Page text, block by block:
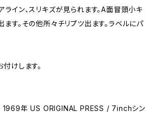
イン、スリキズが見られます。A面冒頭小キ
ます。その他所々チリプツ出ます。ラベルにパ
けします。
年 US ORIGINAL PRESS / 7inchシン